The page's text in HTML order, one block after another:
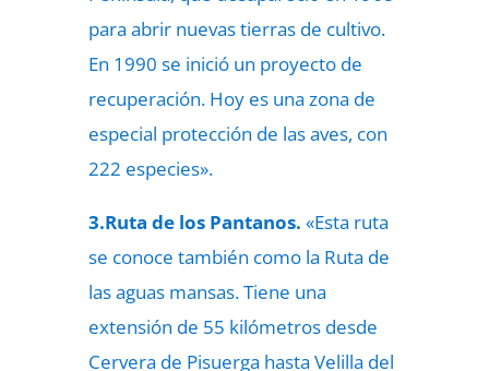
para abrir nuevas tierras de cultivo.
En 1990 se inició un proyecto de
recuperación. Hoy es una zona de
especial protección de las aves, con
222 especies».
3.Ruta de los Pantanos. «Esta ruta
se conoce también como la Ruta de
las aguas mansas. Tiene una
extensión de 55 kilómetros desde
Cervera de Pisuerga hasta Velilla del